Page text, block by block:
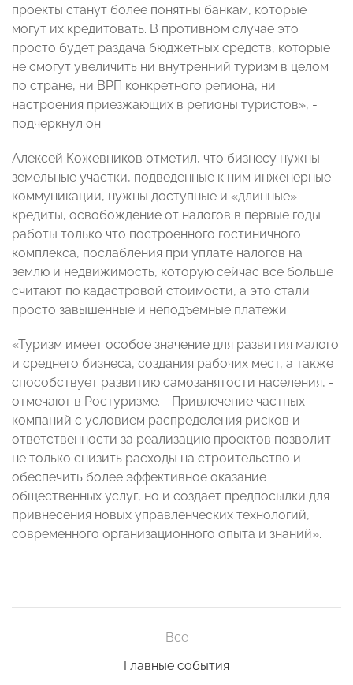
проекты станут более понятны банкам, которые
могут их кредитовать. В противном случае это
просто будет раздача бюджетных средств, которые
не смогут увеличить ни внутренний туризм в целом
по стране, ни ВРП конкретного региона, ни
настроения приезжающих в регионы туристов», -
подчеркнул он.
Алексей Кожевников отметил, что бизнесу нужны
земельные участки, подведенные к ним инженерные
коммуникации, нужны доступные и «длинные»
кредиты, освобождение от налогов в первые годы
работы только что построенного гостиничного
комплекса, послабления при уплате налогов на
землю и недвижимость, которую сейчас все больше
считают по кадастровой стоимости, а это стали
просто завышенные и неподъемные платежи.
«Туризм имеет особое значение для развития малого
и среднего бизнеса, создания рабочих мест, а также
способствует развитию самозанятости населения, -
отмечают в Ростуризме. - Привлечение частных
компаний с условием распределения рисков и
ответственности за реализацию проектов позволит
не только снизить расходы на строительство и
обеспечить более эффективное оказание
общественных услуг, но и создает предпосылки для
привнесения новых управленческих технологий,
современного организационного опыта и знаний».
Все
Главные события